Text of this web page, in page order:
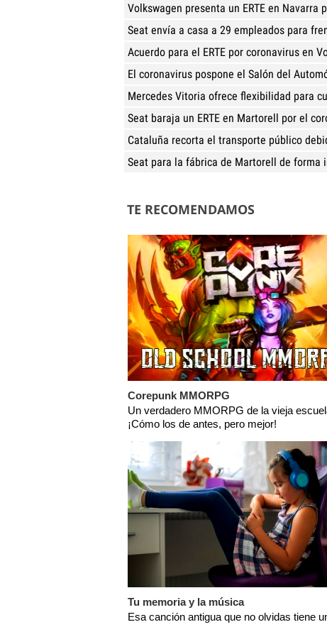
Volkswagen presenta un ERTE en Navarra
Seat envía a casa a 29 empleados para
Acuerdo para el ERTE por coronavirus en
El coronavirus pospone el Salón del
Mercedes Vitoria ofrece flexibilidad para
Seat baraja un ERTE en Martorell por el
Cataluña recorta el transporte público
Seat para la fábrica de Martorell de forma
TE RECOMENDAMOS
Corepunk MMORPG
Un verdadero MMORPG de la vieja
¡Cómo los de antes, pero mejor!
Tu memoria y la música
Esa canción antigua que no olvidas tiene